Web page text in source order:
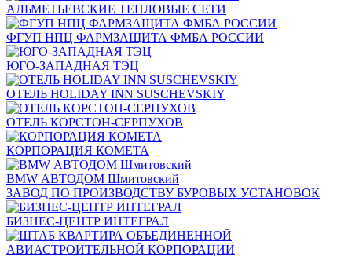
АЛЬМЕТЬЕВСКИЕ ТЕПЛОВЫЕ СЕТИ
ФГУП НПЦ ФАРМЗАЩИТА ФМБА РОССИИ
ЮГО-ЗАПАДНАЯ ТЭЦ
ОТЕЛЬ HOLIDAY INN SUSCHEVSKIY
ОТЕЛЬ КОРСТОН-СЕРПУХОВ
КОРПОРАЦИЯ КОМЕТА
BMW АВТОДОМ Шмитовский
ЗАВОД ПО ПРОИЗВОДСТВУ БУРОВЫХ УСТАНОВОК
БИЗНЕС-ЦЕНТР ИНТЕГРАЛ